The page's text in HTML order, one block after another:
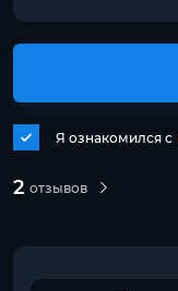
2 отзывов
Я ознакомился с